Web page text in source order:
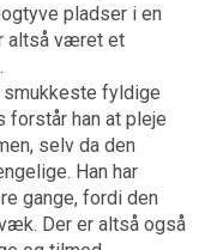
pladser i en
altså været et
fyldige
forstår han at pleje
selv da den
Han har
gange, fordi den
Der er altså også